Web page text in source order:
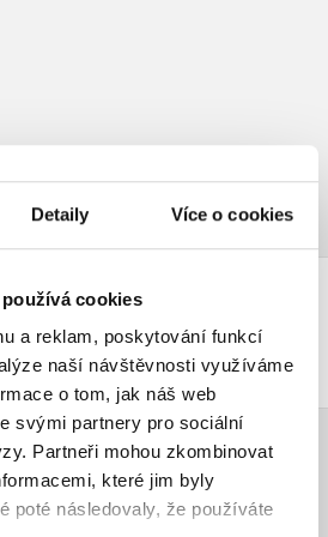
Detaily Více o cookies
cookies
a reklam, poskytování funkcí
naší návštěvnosti využíváme
o tom, jak náš web
svými partnery pro sociální
Partneři mohou zkombinovat
které jim byly
poté následovaly, že používáte
"BARBIE (SK)"
žádná uživatelská hodnocení.